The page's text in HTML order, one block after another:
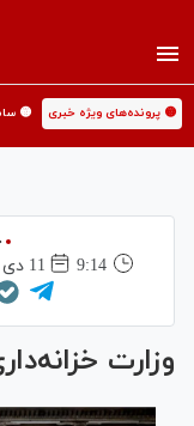
🟡 پرونده‌های ویژه خبری 🟡
9:14
11 دی 1403
وزارت